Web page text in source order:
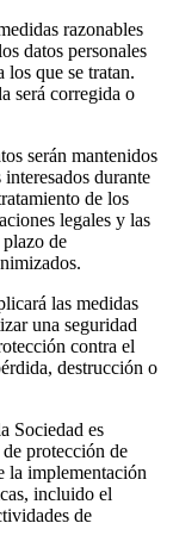
razonables
datos personales
los que se tratan.
será corregida o
serán mantenidos
durante
de los
legales y las
de
las medidas
una seguridad
contra el
destrucción o
Sociedad es
protección de
la implementación
incluido el
de